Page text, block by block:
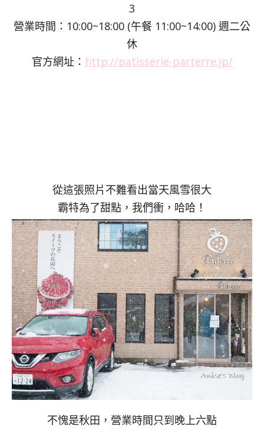
3
營業時間：10:00~18:00 (午餐 11:00~14:00) 週二公
休
官方網址： http://patisserie-parterre.jp/
從這張照片不難看出當天風雪很大
霸特為了甜點，我們衝，哈哈！
不愧是秋田，營業時間只到晚上六點